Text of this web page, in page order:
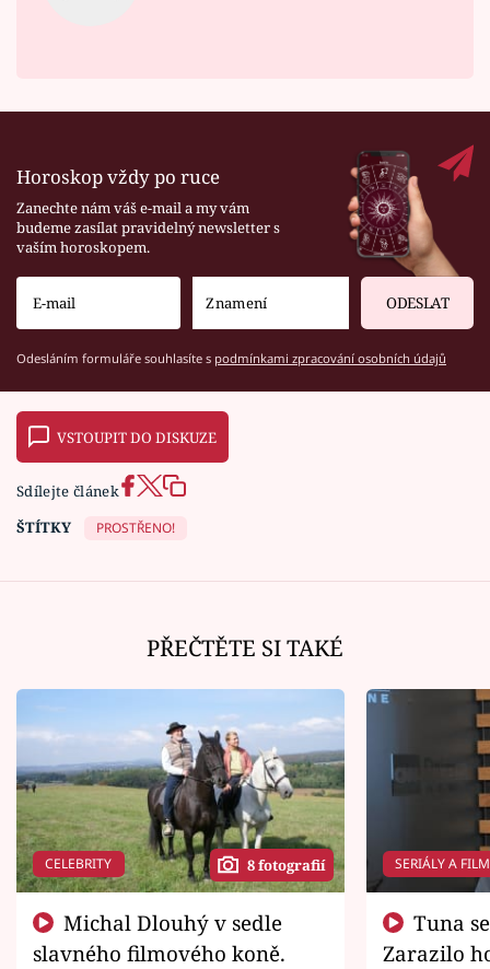
Horoskop vždy po ruce
Zanechte nám váš e-mail a my vám
budeme zasílat pravidelný newsletter s
vaším horoskopem.
ODESLAT
Odesláním formuláře souhlasíte s podmínkami zpracování osobních údajů
VSTOUPIT DO DISKUZE
Sdílejte článek
ŠTÍTKY
PROSTŘENO!
PŘEČTĚTE SI TAKÉ
CELEBRITY 8 fotografií
slavného filmového koně.
SERIÁLY A
Zarazilo